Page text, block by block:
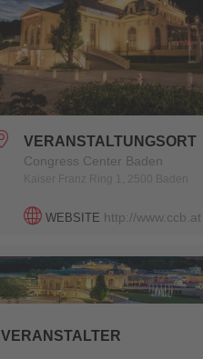
VERANSTALTUNGSORT
Congress Center Baden
WEBSITE http://www.ccb.at
VERANSTALTER